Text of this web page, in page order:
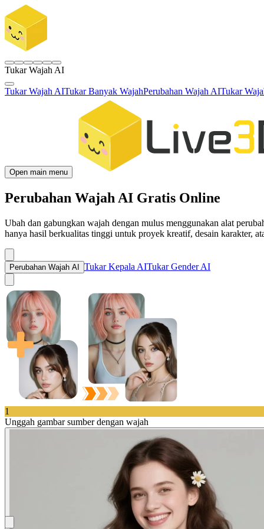
Tukar Wajah AI
Tukar Wajah AITukar Banyak WajahPerubahan Wajah AITukar
Open main menu
Perubahan Wajah AI Gratis Online
Ubah dan gabungkan wajah dengan mulus menggunakan alat
hanya hasil berkualitas tinggi untuk proyek kreatif, desain karakter,
Perubahan Wajah AI Tukar Kepala AITukar Gender AI
1
Unggah gambar sumber dengan wajah